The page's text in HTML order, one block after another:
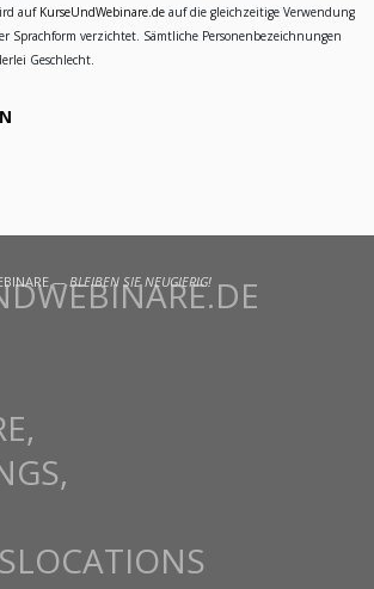
auf KurseUndWebinare.de auf die gleichzeitige Verwendung
Sprachform verzichtet. Sämtliche Personenbezeichnungen
Geschlecht.
—BLEIBEN SIE NEUGIERIG!